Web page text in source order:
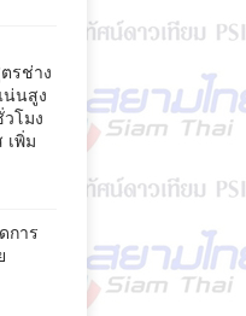
รช่าง
น่นสูง
โมง
เพิ่ม
การ